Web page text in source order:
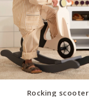
Rocking scooter